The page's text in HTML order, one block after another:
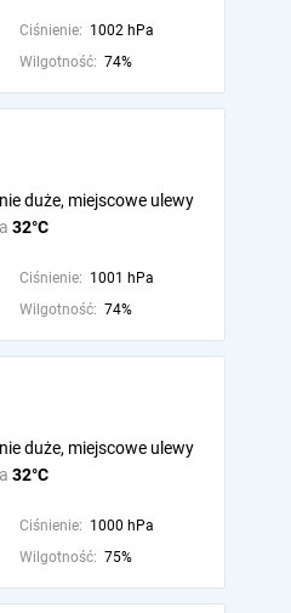
Ciśnienie: 1002 hPa
Wilgotność: 74%
32°C
duże, miejscowe ulewy
Ciśnienie: 1001 hPa
Wilgotność: 74%
32°C
duże, miejscowe ulewy
Ciśnienie: 1000 hPa
Wilgotność: 75%